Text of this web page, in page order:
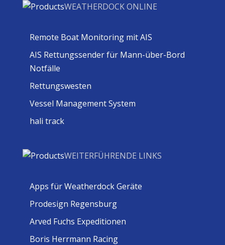
WEATHERDOCK ONLINE
Remote Boat Monitoring mit AIS
AIS Rettungssender für Mann-über-Bord
Notfälle
Rettungswesten
Vessel Management System
hali track
WEITERFÜHRENDE LINKS
Apps für Weatherdock Geräte
Prodesign Regensburg
Arved Fuchs Expeditionen
Boris Herrmann Racing